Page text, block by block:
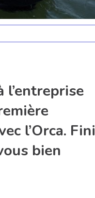
l’entreprise
l’Orca. Fini
bien